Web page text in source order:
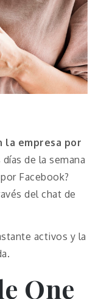
la empresa por
de la semana
Facebook?
del chat de
activos y la
One